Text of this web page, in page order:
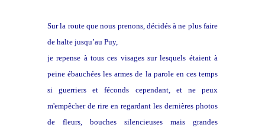
Sur la route que nous prenons, décidés à ne plus faire
de halte jusqu’au Puy,
je repense à tous ces visages sur lesquels étaient à
peine ébauchées les armes de la parole en ces temps
si guerriers et féconds cependant, et ne peux
m'empêcher de rire en regardant les dernières photos
de fleurs, bouches silencieuses mais grandes